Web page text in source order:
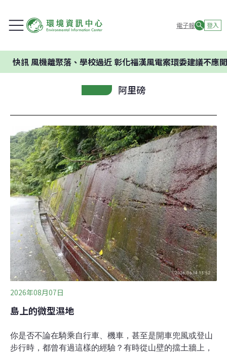
電子報 登入
機離聚落、學校過近 彰化福漢風電案環委建議不應開發
阿里磅
2026年08月07日
島上的微型濕地
你是否不論在騎乘自行車、機車，甚至是開車兜風或登山
步行時，都曾有過這樣的經驗？有時從山壁的擋土牆上，